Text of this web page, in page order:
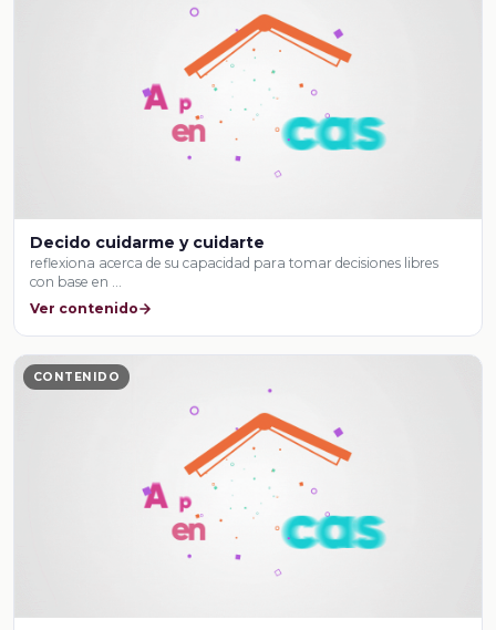
Decido cuidarme y cuidarte
reflexiona acerca de su capacidad para tomar decisiones libres
con base en …
Ver contenido
CONTENIDO